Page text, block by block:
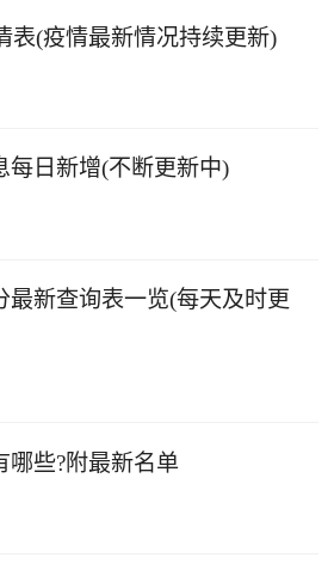
表(疫情最新情况持续更新)
每日新增(不断更新中)
最新查询表一览(每天及时更
哪些?附最新名单